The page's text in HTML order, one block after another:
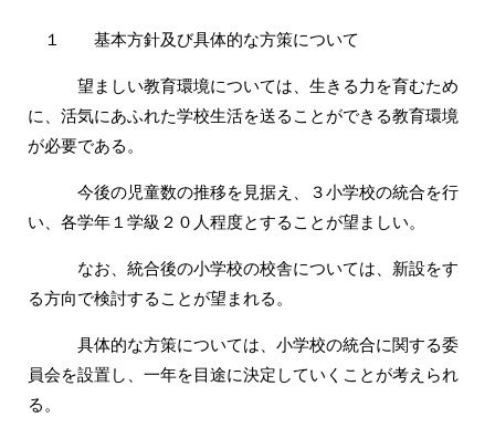
１ 基本方針及び具体的な方策について
望ましい教育環境については、生きる力を育むため
に、活気にあふれた学校生活を送ることができる教育環境
が必要である。
今後の児童数の推移を見据え、３小学校の統合を行
い、各学年１学級２０人程度とすることが望ましい。
なお、統合後の小学校の校舎については、新設をす
る方向で検討することが望まれる。
具体的な方策については、小学校の統合に関する委
員会を設置し、一年を目途に決定していくことが考えられ
る。